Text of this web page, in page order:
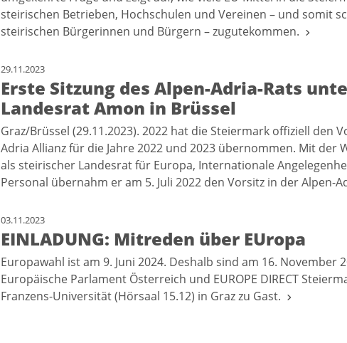
steirischen Betrieben, Hochschulen und Vereinen – und somit
steirischen Bürgerinnen und Bürgern – zugutekommen.
29.11.2023
Erste Sitzung des Alpen-Adria-Rats
Landesrat Amon in Brüssel
Graz/Brüssel (29.11.2023). 2022 hat die Steiermark offiziell den
Adria Allianz für die Jahre 2022 und 2023 übernommen. Mit der
als steirischer Landesrat für Europa, Internationale
Personal übernahm er am 5. Juli 2022 den Vorsitz in der Alpen-
03.11.2023
EINLADUNG: Mitreden über EUropa
Europawahl ist am 9. Juni 2024. Deshalb sind am 16. November
Europäische Parlament Österreich und EUROPE DIRECT
Franzens-Universität (Hörsaal 15.12) in Graz zu Gast.